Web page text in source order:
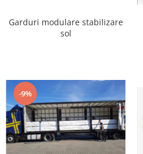
Garduri modulare stabilizare
sol
-9%